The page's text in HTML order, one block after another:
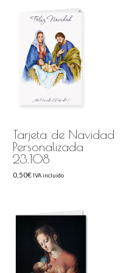
Tarjeta de Navidad
Personalizada
23.108
0,50€ IVA incluido